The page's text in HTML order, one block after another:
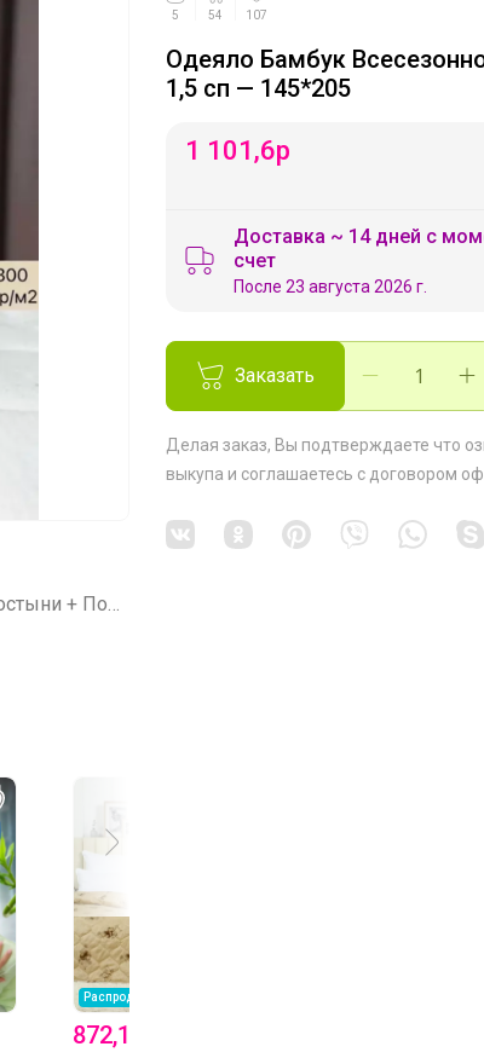
СП331 Диамант⚡ЭКСПРЕСС ⚡ ПО ЦЕНЕ ТКАНИ Наволочки + Простыни + Покрывала
Распродажа
872,1р
5 54 107
Одеяло Бамбук
1,5 сп — 145*205
1 101,6р
Доставка ~ 14 дней с
счет
После 23 августа 2026 г.
Заказать
Делая заказ, Вы подтверждаете что
выкупа и соглашаетесь с договором